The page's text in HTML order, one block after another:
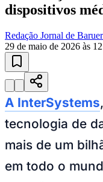
Juventude
Redação Jornal de Barueri
29 de maio de 2026 às
A InterSystems
tecnologia de
mais de um
em todo o
soluções de